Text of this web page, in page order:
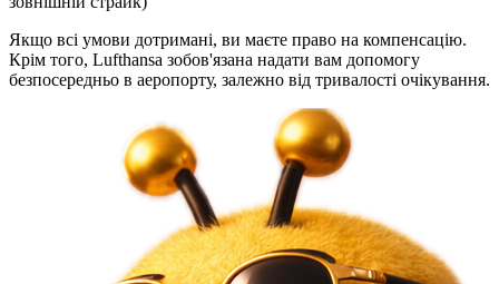
Якщо всі умови дотримані, ви маєте право на компенсацію.
Крім того, Lufthansa зобов'язана надати вам допомогу
безпосередньо в аеропорту, залежно від тривалості очікування.